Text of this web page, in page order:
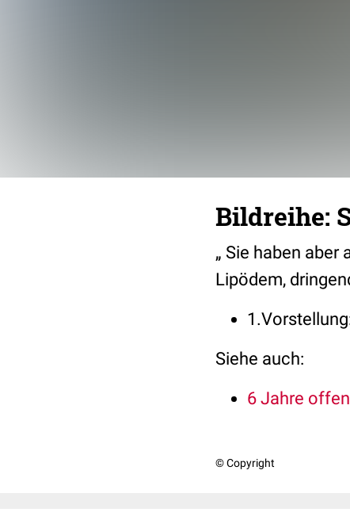
Bildreihe:
„ Sie haben aber
Lipödem,
Siehe auch:
6 Jahre
© Copyright